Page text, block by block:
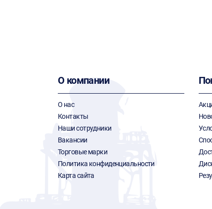
О компании
О нас
Контакты
Наши сотрудники
Вакансии
Торговые марки
Политика конфиденциальности
Карта сайта